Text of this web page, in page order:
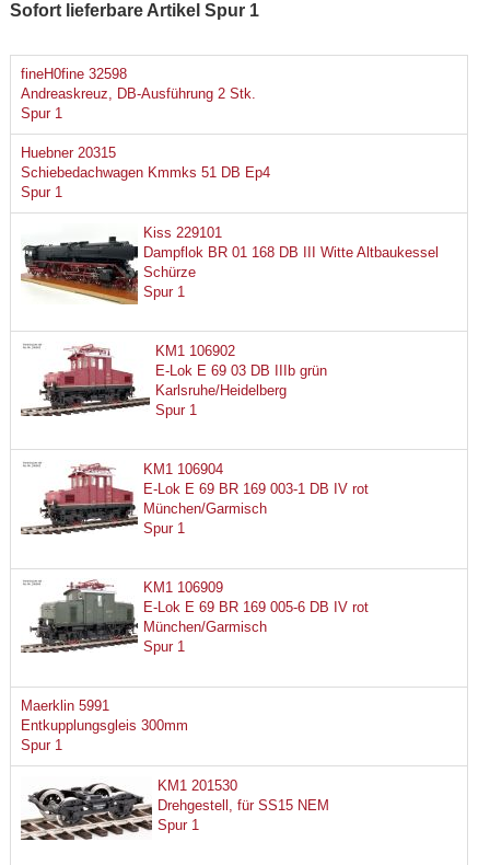
Sofort lieferbare Artikel Spur 1
fineH0fine 32598
Andreaskreuz, DB-Ausführung 2 Stk.
Spur 1
Huebner 20315
Schiebedachwagen Kmmks 51 DB Ep4
Spur 1
Kiss 229101
Dampflok BR 01 168 DB III Witte Altbaukessel
Schürze
Spur 1
KM1 106902
E-Lok E 69 03 DB IIIb grün
Karlsruhe/Heidelberg
Spur 1
KM1 106904
E-Lok E 69 BR 169 003-1 DB IV rot
München/Garmisch
Spur 1
KM1 106909
E-Lok E 69 BR 169 005-6 DB IV rot
München/Garmisch
Spur 1
Maerklin 5991
Entkupplungsgleis 300mm
Spur 1
KM1 201530
Drehgestell, für SS15 NEM
Spur 1